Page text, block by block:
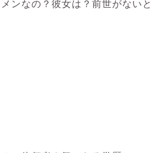
ンなの？彼女は？前世がないと